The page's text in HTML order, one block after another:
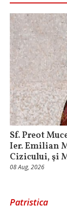
Sf. Preot
Ier. Emilian
Cizicului, şi
08 Aug, 2026
Patristica